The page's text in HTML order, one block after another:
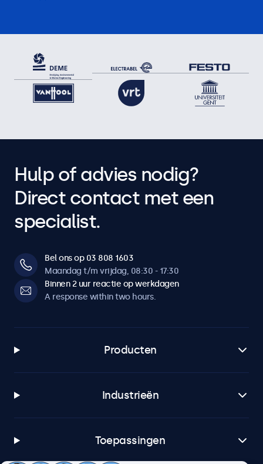
Hulp of advies nodig?
Direct contact met een
specialist.
Bel ons op 03 808 1603
Maandag t/m vrijdag, 08:30 - 17:30
Binnen 2 uur reactie op werkdagen
A response within two hours.
Producten
Industrieën
Toepassingen